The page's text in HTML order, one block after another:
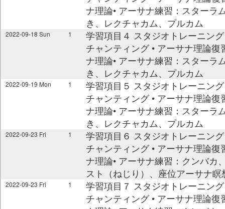
ナ理論• アーサナ練習：スターラ
き、レクチャカム、プルカム
2022-09-18 Sun 1
学習項目４ スタジオトレーニン
チャンティング • アーサナ理論
ナ理論• アーサナ練習：スターラ
き、レクチャカム、プルカム
2022-09-19 Mon 1
学習項目５ スタジオトレーニン
チャンティング • アーサナ理論
ナ理論• アーサナ練習：スターラ
き、レクチャカム、プルカム
2022-09-23 Fri 1
学習項目６ スタジオトレーニン
チャンティング • アーサナ理論
ナ理論• アーサナ練習：クンバカ
スト（ねじり）、座位アーサナ瞑
2022-09-23 Fri 1
学習項目７ スタジオトレーニン
チャンティング • アーサナ理論